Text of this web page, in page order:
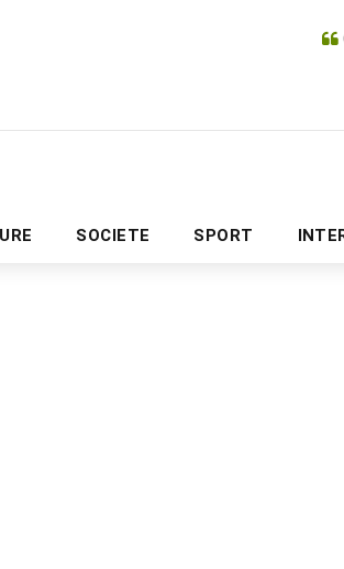
SOCIETE SPORTPUBLICITÉ